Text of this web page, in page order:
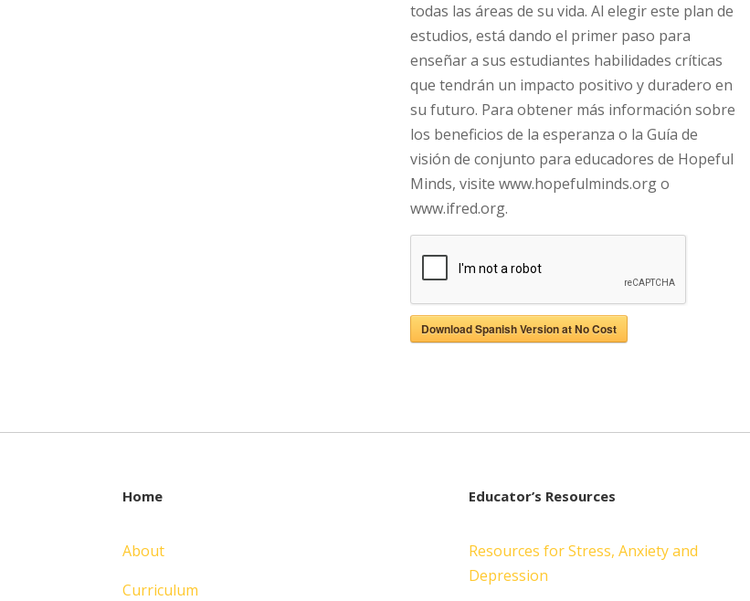
todas las áreas de su vida. Al elegir este plan de
estudios, está dando el primer paso para
enseñar a sus estudiantes habilidades críticas
que tendrán un impacto positivo y duradero en
su futuro. Para obtener más información sobre
los beneficios de la esperanza o la Guía de
visión de conjunto para educadores de Hopeful
Minds, visite www.hopefulminds.org o
www.ifred.org.
Download Spanish Version at No Cost
Home
About
Curriculum
Educator’s Resources
Resources for Stress, Anxiety and
Depression